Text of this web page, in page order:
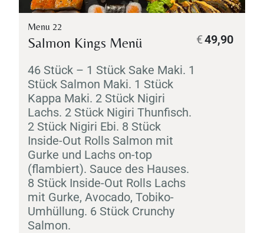
Menu 22
Salmon Kings Menü
46 Stück – 1 Stück Sake Maki. 1
Stück Salmon Maki. 1 Stück
Kappa Maki. 2 Stück Nigiri
Lachs. 2 Stück Nigiri Thunfisch.
2 Stück Nigiri Ebi. 8 Stück
Inside-Out Rolls Salmon mit
Gurke und Lachs on-top
(flambiert). Sauce des Hauses.
8 Stück Inside-Out Rolls Lachs
mit Gurke, Avocado, Tobiko-
Umhüllung. 6 Stück Crunchy
Salmon.
49,90
€